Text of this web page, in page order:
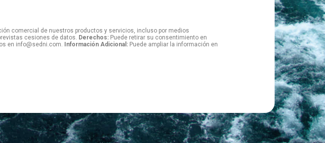
comercial de nuestros productos y servicios, incluso por medios
cesiones de datos. Derechos: Puede retirar su consentimiento en
en info@sedni.com. Información Adicional: Puede ampliar la información en